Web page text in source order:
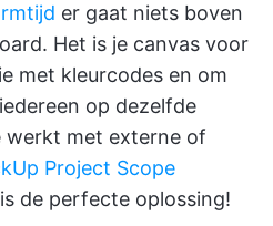
er gaat niets boven
Het is je canvas voor
met kleurcodes en om
op dezelfde
werkt met externe of
Project Scope
is de perfecte oplossing!